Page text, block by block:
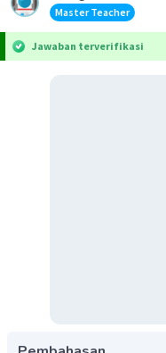
Master Teacher
Jawaban terverifikasi